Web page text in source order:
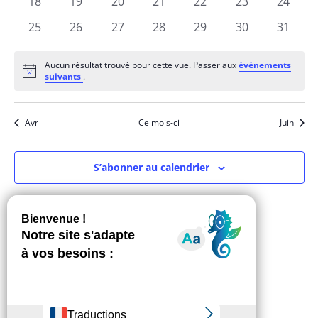
0
25
0
26
0
27
0
28
0
29
0
30
0
31
Notice
Aucun résultat trouvé pour cette vue. Passer auxévènements
suivants .
Avr Ce mois-ci Juin
S’abonner au calendrier